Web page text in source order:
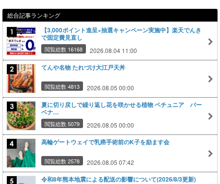
総合記事ランキング
【3,000ポイント進呈×抽選キャンペーン実施中】楽天でんき
で固定費見直し
閲覧総数 16168 2026.08.04 11:00
てんや名物 たれづけ大江戸天丼
閲覧総数 4813 2026.08.05 00:00
夏に切り戻しで繰り返し花を咲かせる植物 ペチュニア バー
ベナ…
閲覧総数 5079 2026.08.05 00:00
高輪ゲートウェイで乳癌手術前のK子を励ます会
閲覧総数 2578 2026.08.05 07:42
令和8年熊本地震による配送の影響について(2026/8/3更新)